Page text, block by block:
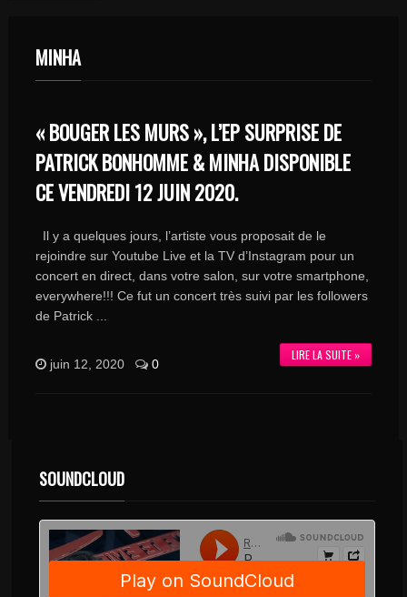
MINHA
« BOUGER LES MURS », L’EP SURPRISE DE
PATRICK BONHOMME & MINHA DISPONIBLE
CE VENDREDI 12 JUIN 2020.
Il y a quelques jours, l’artiste vous proposait de le
rejoindre sur Youtube Live et la TV d’Instagram pour un
concert en direct, dans votre salon, sur votre smartphone,
everywhere!!! Ce fut un concert très suivi par les followers
de Patrick ...
LIRE LA SUITE »
juin 12, 2020 0
SOUNDCLOUD